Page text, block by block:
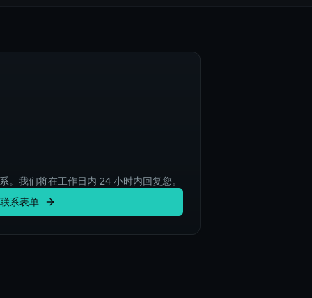
。我们将在工作日内 24 小时内回复您。
联系表单